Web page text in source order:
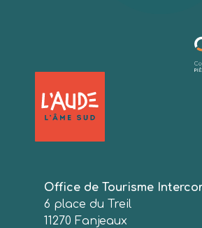
Office de Tourisme
6 place du Treil
11270 Fanjeaux